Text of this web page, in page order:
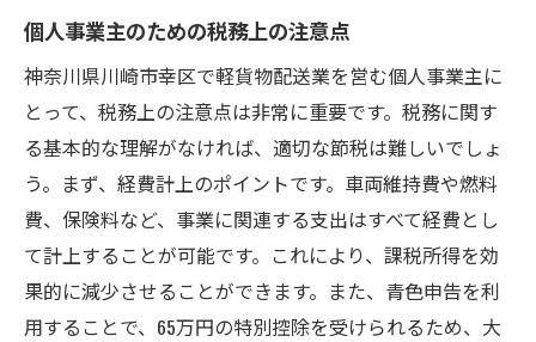
個人事業主のための税務上の注意点
神奈川県川崎市幸区で軽貨物配送業を営む個人事業主に
とって、税務上の注意点は非常に重要です。税務に関す
る基本的な理解がなければ、適切な節税は難しいでしょ
う。まず、経費計上のポイントです。車両維持費や燃料
費、保険料など、事業に関連する支出はすべて経費とし
て計上することが可能です。これにより、課税所得を効
果的に減少させることができます。また、青色申告を利
用することで、65万円の特別控除を受けられるため、大